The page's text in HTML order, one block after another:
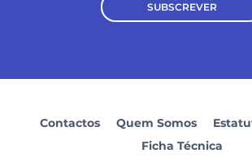
SUBSCREVER
Contactos Quem Somos
Ficha Técnica